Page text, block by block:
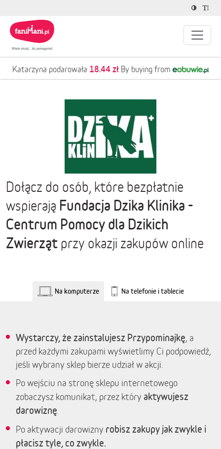
Katarzyna podarowała 18.44 złBy buying from
Dołącz do osób, które bezpłatnie
wspierają Fundacja Dzika Klinika -
Centrum Pomocy dla Dzikich
Zwierząt przy okazji zakupów online
Na komputerze Na telefonie i tablecie
Wystarczy, że zainstalujesz Przypominajkę, a
przed każdymi zakupami wyświetlimy Ci podpowiedź,
jeśli wybrany sklep bierze udział w akcji.
Po wejściu na stronę sklepu internetowego
zobaczysz komunikat, przez który aktywujesz
darowiznę
Po aktywacji darowizny robisz zakupy jak zwykle i
płacisz tyle, co zwykle.